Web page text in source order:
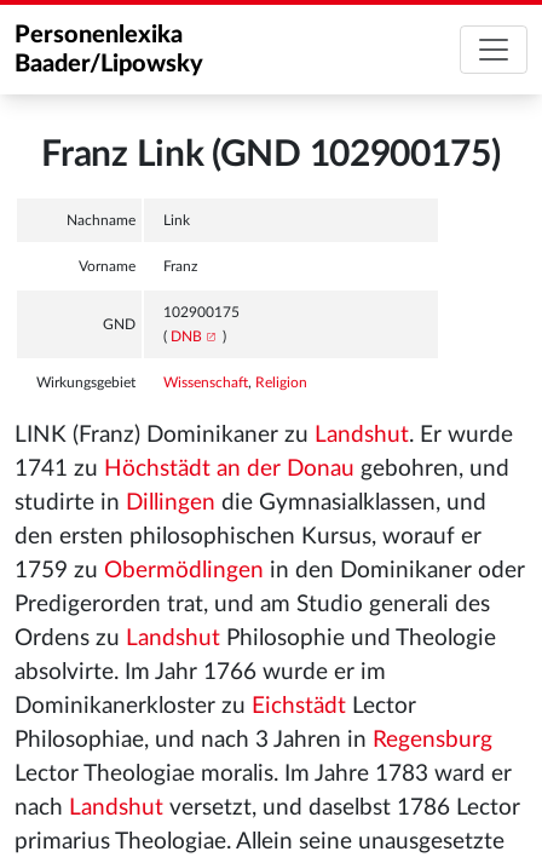
Personenlexika
Baader/Lipowsky
Franz Link (GND 102900175)
Nachname Link
Vorname Franz
GND
102900175
( DNB )
Wirkungsgebiet Wissenschaft, Religion
LINK (Franz) Dominikaner zu Landshut. Er wurde
1741 zu Höchstädt an der Donau gebohren, und
studirte in Dillingen die Gymnasialklassen, und
den ersten philosophischen Kursus, worauf er
1759 zu Obermödlingen in den Dominikaner oder
Predigerorden trat, und am Studio generali des
Ordens zu Landshut Philosophie und Theologie
absolvirte. Im Jahr 1766 wurde er im
Dominikanerkloster zu Eichstädt Lector
Philosophiae, und nach 3 Jahren in Regensburg
Lector Theologiae moralis. Im Jahre 1783 ward er
nach Landshut versetzt, und daselbst 1786 Lector
primarius Theologiae. Allein seine unausgesetzte